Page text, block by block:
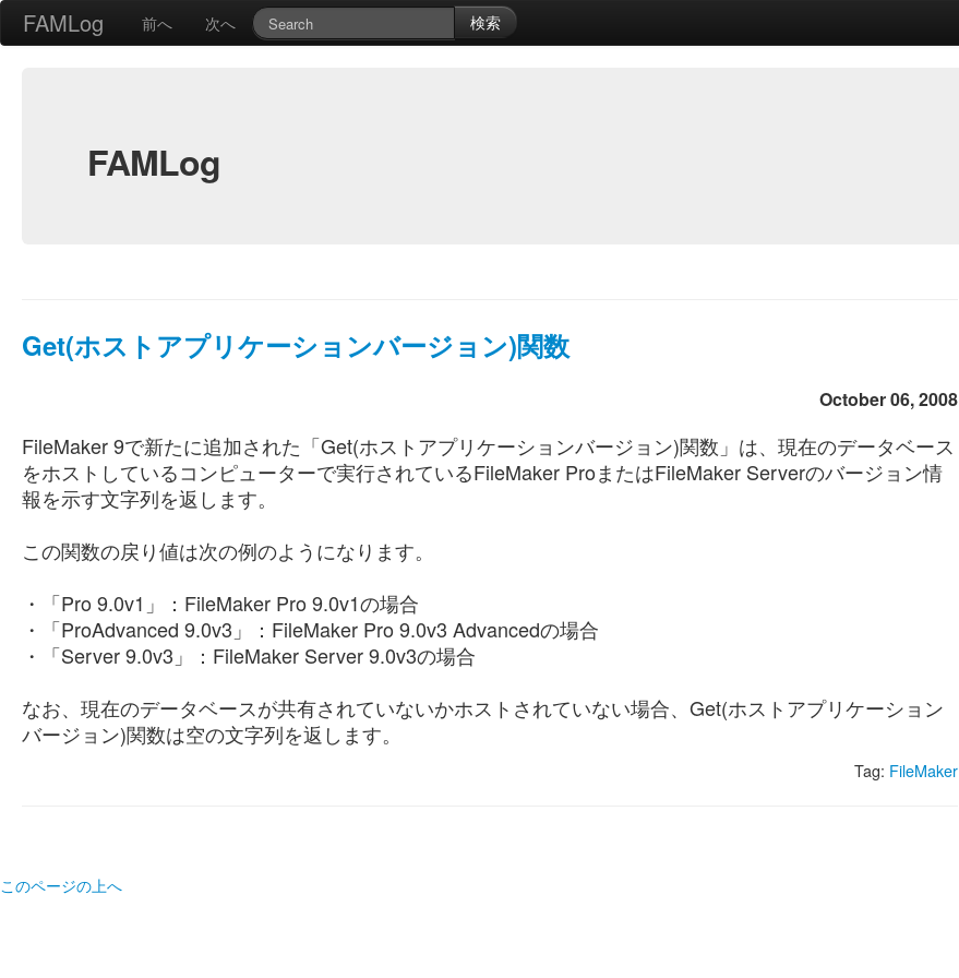
FAMLog 前へ 次へ 検索
FAMLog
Get(ホストアプリケーションバージョン)関数
October 06, 2008
FileMaker 9で新たに追加された「Get(ホストアプリケーションバージョン)関数」は、現在のデータベース
をホストしているコンピューターで実行されているFileMaker ProまたはFileMaker Serverのバージョン情
報を示す文字列を返します。
この関数の戻り値は次の例のようになります。
・「Pro 9.0v1」：FileMaker Pro 9.0v1の場合
・「ProAdvanced 9.0v3」：FileMaker Pro 9.0v3 Advancedの場合
・「Server 9.0v3」：FileMaker Server 9.0v3の場合
なお、現在のデータベースが共有されていないかホストされていない場合、Get(ホストアプリケーション
バージョン)関数は空の文字列を返します。
Tag: FileMaker
このページの上へ